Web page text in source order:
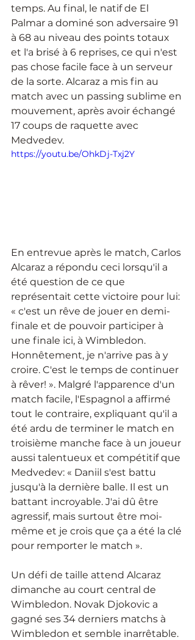
temps. Au final, le natif de El
Palmar a dominé son adversaire 91
à 68 au niveau des points totaux
et l'a brisé à 6 reprises, ce qui n'est
pas chose facile face à un serveur
de la sorte. Alcaraz a mis fin au
match avec un passing sublime en
mouvement, après avoir échangé
17 coups de raquette avec
Medvedev.
https://youtu.be/OhkDj-Txj2Y
En entrevue après le match, Carlos
Alcaraz a répondu ceci lorsqu'il a
été question de ce que
représentait cette victoire pour lui:
« c'est un rêve de jouer en demi-
finale et de pouvoir participer à
une finale ici, à Wimbledon.
Honnêtement, je n'arrive pas à y
croire. C'est le temps de continuer
à rêver! ». Malgré l'apparence d'un
match facile, l'Espagnol a affirmé
tout le contraire, expliquant qu'il a
été ardu de terminer le match en
troisième manche face à un joueur
aussi talentueux et compétitif que
Medvedev: « Daniil s'est battu
jusqu'à la dernière balle. Il est un
battant incroyable. J'ai dû être
agressif, mais surtout être moi-
même et je crois que ça a été la clé
pour remporter le match ».
Un défi de taille attend Alcaraz
dimanche au court central de
Wimbledon. Novak Djokovic a
gagné ses 34 derniers matchs à
Wimbledon et semble inarrêtable.